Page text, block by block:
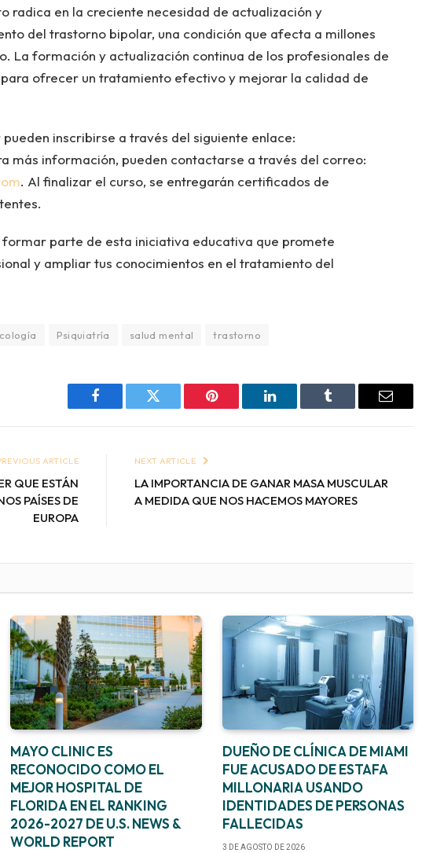
radica en la creciente necesidad de actualización y
del trastorno bipolar, una condición que afecta a millones
La formación y actualización continua de los profesionales de
ofrecer un tratamiento efectivo y mejorar la calidad de
inscribirse a través del siguiente enlace:
más información, pueden contactarse a través del correo:
. Al finalizar el curso, se entregarán certificados de
parte de esta iniciativa educativa que promete
y ampliar tus conocimientos en el tratamiento del
Psiquiatría salud mental trastorno
Facebook Twitter Pinterest LinkedIn Tumblr Email
ARTICLE
QUE ESTÁN
PAÍSES DE
EUROPA
NEXT ARTICLE
LA IMPORTANCIA DE GANAR MASA MUSCULAR
A MEDIDA QUE NOS HACEMOS MAYORES
MAYO CLINIC ES
RECONOCIDO COMO EL
MEJOR HOSPITAL DE
FLORIDA EN EL RANKING
2026-2027 DE U.S. NEWS &
WORLD REPORT
DUEÑO DE CLÍNICA DE MIAMI
FUE ACUSADO DE ESTAFA
MILLONARIA USANDO
IDENTIDADES DE PERSONAS
FALLECIDAS
3 DE AGOSTO DE 2026